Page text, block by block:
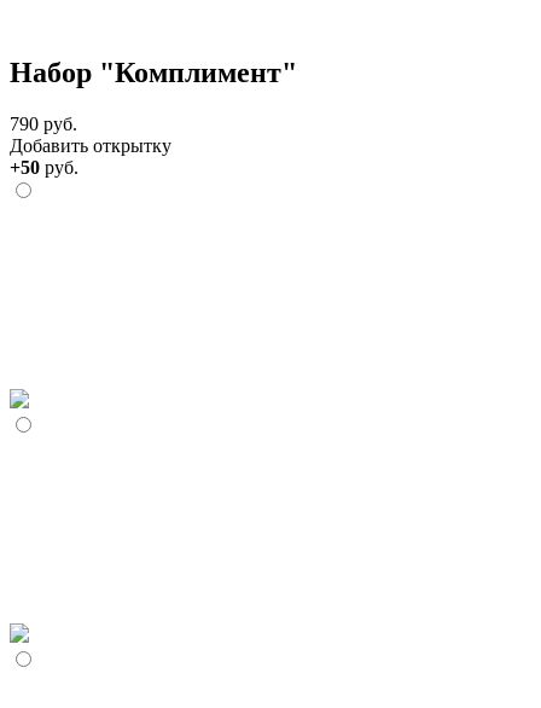
Набор "Комплимент"
790 руб.
Добавить открытку
+50 руб.